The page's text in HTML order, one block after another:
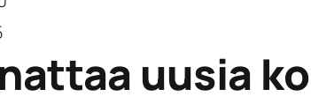
uusia